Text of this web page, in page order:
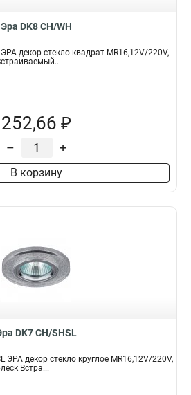
Эра DK8 CH/WH
декор стекло квадрат MR16,12V/220V,
252,66 ₽
– +
В корзину
DK7 CH/SHSL
ЭРА декор стекло круглое MR16,12V/220V,
Встра...